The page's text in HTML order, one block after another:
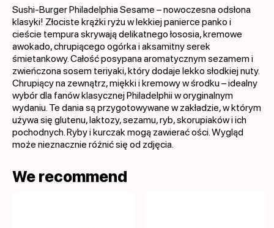
Sushi-Burger Philadelphia Sesame – nowoczesna odsłona
klasyki! Złociste krążki ryżu w lekkiej panierce panko i
cieście tempura skrywają delikatnego łososia, kremowe
awokado, chrupiącego ogórka i aksamitny serek
śmietankowy. Całość posypana aromatycznym sezamem i
zwieńczona sosem teriyaki, który dodaje lekko słodkiej nuty.
Chrupiący na zewnątrz, miękki i kremowy w środku – idealny
wybór dla fanów klasycznej Philadelphii w oryginalnym
wydaniu. Te dania są przygotowywane w zakładzie, w którym
używa się glutenu, laktozy, sezamu, ryb, skorupiaków i ich
pochodnych. Ryby i kurczak mogą zawierać ości. Wygląd
może nieznacznie różnić się od zdjęcia.
We recommend